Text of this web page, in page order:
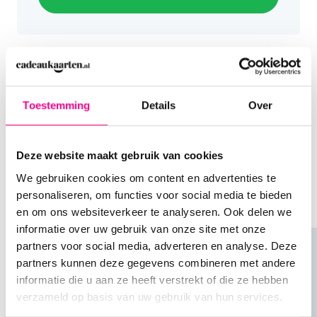
Toestemming Details Over
Deze website maakt gebruik van cookies
We gebruiken cookies om content en advertenties te
personaliseren, om functies voor social media te bieden
en om ons websiteverkeer te analyseren. Ook delen we
informatie over uw gebruik van onze site met onze
partners voor social media, adverteren en analyse. Deze
partners kunnen deze gegevens combineren met andere
informatie die u aan ze heeft verstrekt of die ze hebben
verzameld op basis van uw gebruik van hun services.
Let op: Deze cadeaukaart is niet in België te
Vragen en antwoorden
over de Jack & Jones
Cadeaukaart
Waar kan ik de JACK & JONES Giftcard
kopen?
Bestel jouw JACK & JONES Giftcard gemakkelijk op
Cadeaukaarten.nl. Kies ervoor om de kaart per
post te ontvangen of digitaal in je mailbox. Als je
kiest voor de fysieke cadeaukaart, voeg dan een
verpakking en een persoonlijke boodschap toe!
Anderen bestelden ook
dan zie je ineens: "Anderen bestelden ook..." Wat
een briljante functie! Niet alleen helpt het je om
soortgelijke producten te ontdekken, het kan je
ook inspireren voor andere cadeaus